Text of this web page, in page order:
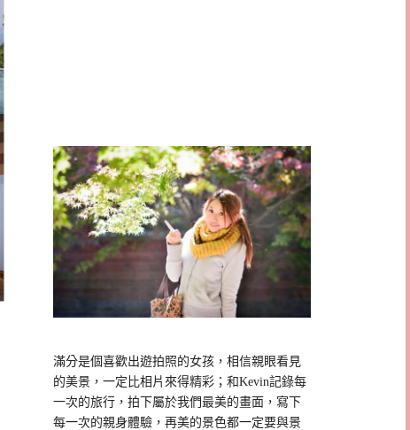
滿分是個喜歡出遊拍照的女孩，相信親眼看見
的美景，一定比相片來得精彩；和Kevin記錄每
一次的旅行，拍下屬於我們最美的畫面，寫下
每一次的親身體驗，再美的景色都一定要與景